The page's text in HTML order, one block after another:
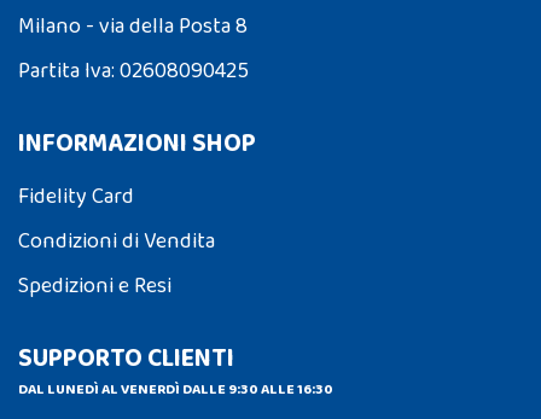
Milano - via della Posta 8
Partita Iva: 02608090425
INFORMAZIONI SHOP
Fidelity Card
Condizioni di Vendita
Spedizioni e Resi
SUPPORTO CLIENTI
DAL LUNEDÌ AL VENERDÌ DALLE 9:30 ALLE 16:30